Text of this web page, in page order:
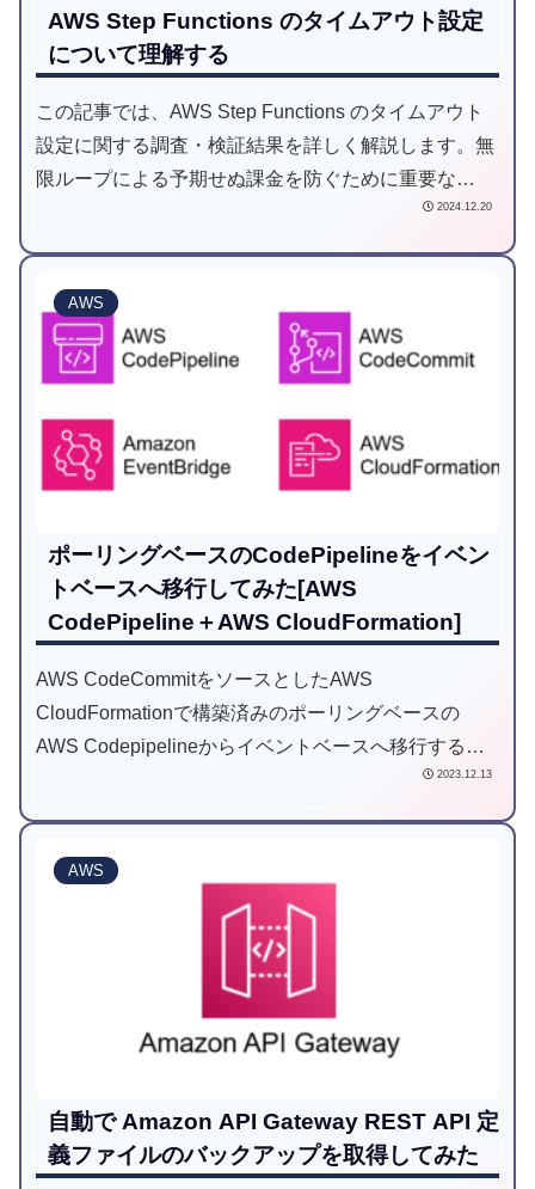
AWS Step Functions のタイムアウト設定
について理解する
この記事では、AWS Step Functions のタイムアウト
設定に関する調査・検証結果を詳しく解説します。無
限ループによる予期せぬ課金を防ぐために重要な
「TimeoutSeconds」と「TimeoutSecondsPath」の使
タイムアウトやエラー発生時の通知方法も解説。ステ
ートマシンの効率的な管理に役立つ知識を提供しま
す。
2024.12.20
AWS
ポーリングベースのCodePipelineをイベン
トベースへ移行してみた[AWS
CodePipeline＋AWS CloudFormation]
AWS CodeCommitをソースとしたAWS
CloudFormationで構築済みのポーリングベースの
AWS Codepipelineからイベントベースへ移行する手
2023.12.13
AWS
自動で Amazon API Gateway REST API 定
義ファイルのバックアップを取得してみた